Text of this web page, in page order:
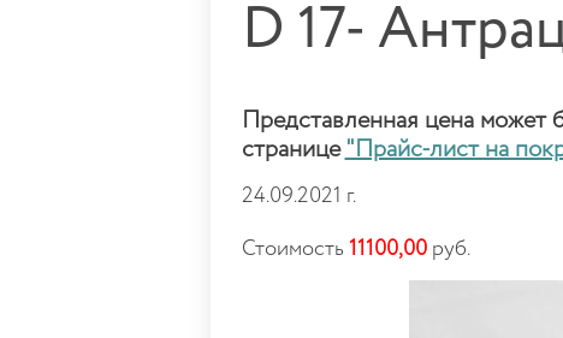
D 17-
Представленная цена может
странице "Прайс-лист на
24.09.2021 г.
Стоимость 11100,00руб.